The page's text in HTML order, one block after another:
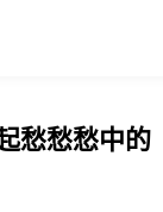
愁愁愁中的